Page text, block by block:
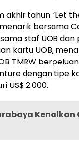
tahun “Let
bersama
staf UOB
kartu UOB,
TMRW
dengan tipe
US$ 2.000.
Kenalkan